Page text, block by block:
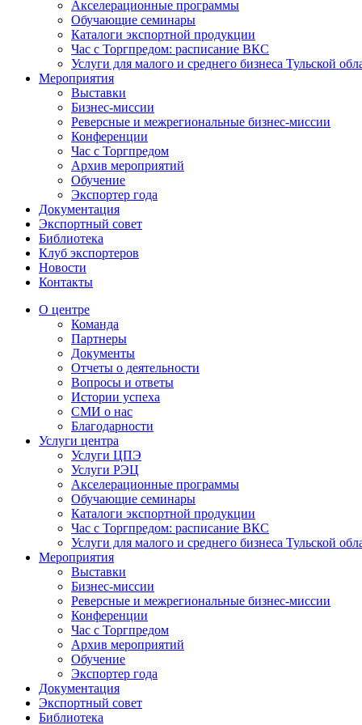
Акселерационные программы
Обучающие семинары
Каталоги экспортной продукции
Час с Торгпредом: расписание ВКС
Услуги для малого и среднего бизнеса Тульской
Мероприятия
Выставки
Бизнес-миссии
Реверсные и межрегиональные бизнес-миссии
Конференции
Час с Торгпредом
Архив мероприятий
Обучение
Экспортер года
Документация
Экспортный совет
Библиотека
Клуб экспортеров
Новости
Контакты
О центре
Команда
Партнеры
Документы
Отчеты о деятельности
Вопросы и ответы
Истории успеха
СМИ о нас
Благодарности
Услуги центра
Услуги ЦПЭ
Услуги РЭЦ
Акселерационные программы
Обучающие семинары
Каталоги экспортной продукции
Час с Торгпредом: расписание ВКС
Услуги для малого и среднего бизнеса Тульской
Мероприятия
Выставки
Бизнес-миссии
Реверсные и межрегиональные бизнес-миссии
Конференции
Час с Торгпредом
Архив мероприятий
Обучение
Экспортер года
Документация
Экспортный совет
Библиотека